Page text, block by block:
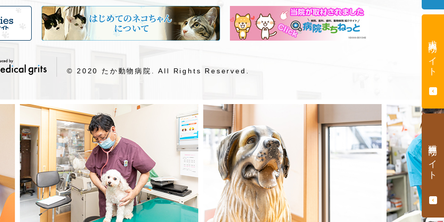
© 2020 たか動物病院. All Rights Reserved. 求人専門サイト
猫専門サイト